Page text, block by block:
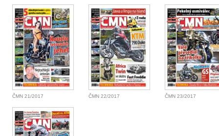
ČMN 21/2017 ČMN 22/2017 ČMN 23/2017